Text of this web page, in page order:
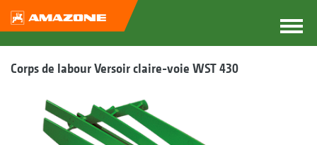
Corps de labour Versoir claire-voie WST 430